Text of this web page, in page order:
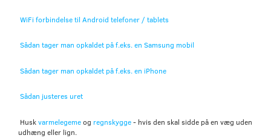
WiFi forbindelse til Android telefoner / tablets
Sådan tager man opkaldet på f.eks. en Samsung mobil
Sådan tager man opkaldet på f.eks. en iPhone
Sådan justeres uret
Huskvarmelegemeog regnskygge- hvis den skal sidde på en væg uden
udhæng eller lign.